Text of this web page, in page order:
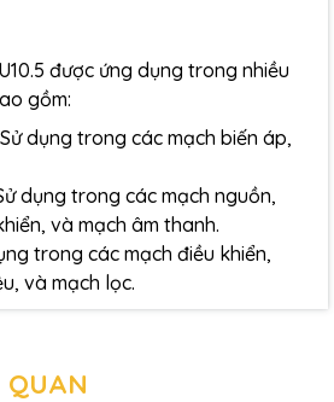
được ứng dụng trong nhiều
gồm:
dụng trong các mạch biến áp,
dụng trong các mạch nguồn,
và mạch âm thanh.
trong các mạch điều khiển,
và mạch lọc.
QUAN